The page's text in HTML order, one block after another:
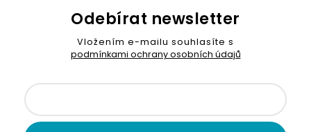
Odebírat newsletter
Vložením e-mailu souhlasíte s
podmínkami ochrany osobních údajů